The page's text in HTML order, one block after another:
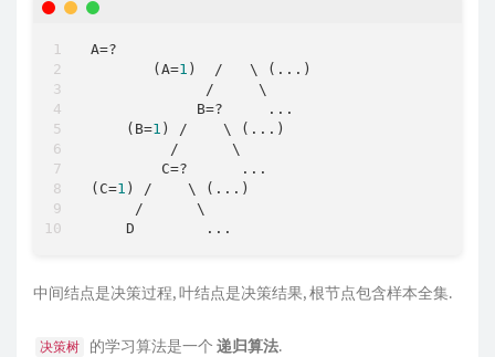
A=?
       (A
=1 ) /
   \ (...)
/
     \
            B
=?     ...
    (B
=1 ) /
    \ (...)
/
      \
        C
=?      ...
(C=1 ) /
    \ (...)
/
      \
中间结点是决策过程, 叶结点是决策结果, 根节点包含样本全集.
决策树 的学习算法是一个 递归算法.